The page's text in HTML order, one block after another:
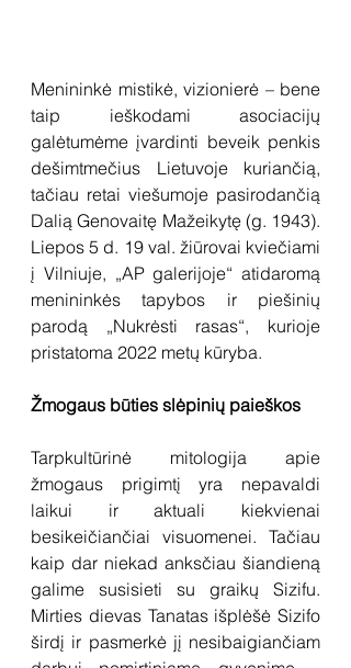
Menininkė mistikė, vizionierė – bene
taip ieškodami asociacijų
galėtumėme įvardinti beveik penkis
dešimtmečius Lietuvoje kuriančią,
tačiau retai viešumoje pasirodančią
Dalią Genovaitę Mažeikytę (g. 1943).
Liepos 5 d. 19 val. žiūrovai kviečiami
į Vilniuje, „AP galerijoje“ atidaromą
menininkės tapybos ir piešinių
parodą „Nukrėsti rasas“, kurioje
pristatoma 2022 metų kūryba.
Žmogaus būties slėpinių paieškos
Tarpkultūrinė mitologija apie
žmogaus prigimtį yra nepavaldi
laikui ir aktuali kiekvienai
besikeičiančiai visuomenei. Tačiau
kaip dar niekad anksčiau šiandieną
galime susisieti su graikų Sizifu.
Mirties dievas Tanatas išplėšė Sizifo
širdį ir pasmerkė jį nesibaigiančiam